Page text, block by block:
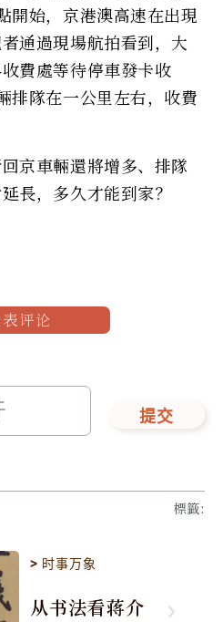
開始，京港澳高速在出現
通過現場航拍看到，大
費處等待停車發卡收
排隊在一公里左右，收費
京車輛還將增多、排隊
長，多久才能到家？
评论
提交
標籤:
> 时事万象
从书法看蒋介